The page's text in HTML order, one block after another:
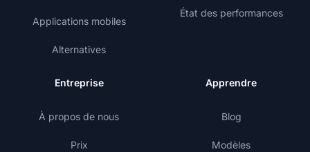
Applications mobiles
Alternatives
État des performances
Entreprise
À propos de nous
Prix
Apprendre
Blog
Modèles